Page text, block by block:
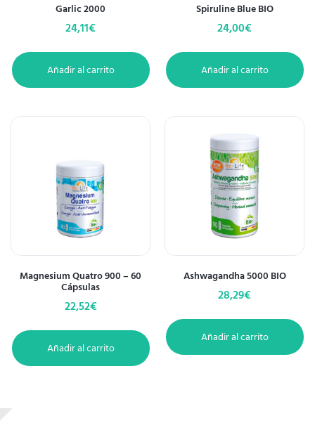
Garlic 2000
24,11€
Añadir al carrito
Spiruline Blue BIO
24,00€
Añadir al carrito
Magnesium Quatro 900 – 60
Cápsulas
22,52€
Añadir al carrito
Ashwagandha 5000 BIO
28,29€
Añadir al carrito